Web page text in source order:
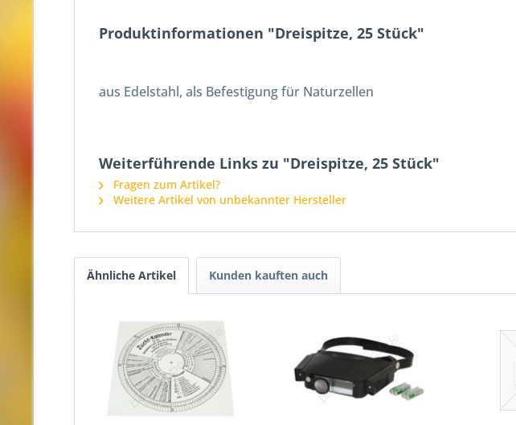
Produktinformationen "Dreispitze, 25 Stück"
aus Edelstahl, als Befestigung für Naturzellen
Weiterführende Links zu "Dreispitze, 25 Stück"
Fragen zum Artikel?
Weitere Artikel von unbekannter Hersteller
Ähnliche Artikel Kunden kauften auch